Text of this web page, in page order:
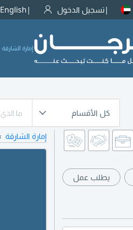
تسجيل الدخول English
إمارة الشارقة
كل الأقسام
يطلب عمل
إمارة الشارقة